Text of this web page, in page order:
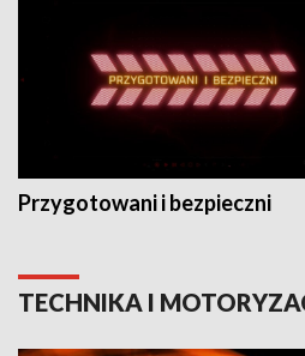
Przygotowani i bezpieczni
TECHNIKA I